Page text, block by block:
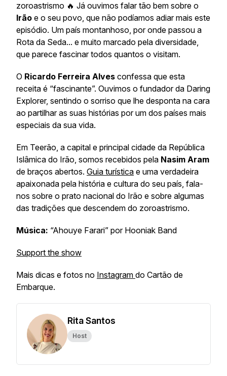
zoroastrismo 🔥 Já ouvimos falar tão bem sobre o
Irão e o seu povo, que não podíamos adiar mais este
episódio. Um país montanhoso, por onde passou a
Rota da Seda... e muito marcado pela diversidade,
que parece fascinar todos quantos o visitam.
O Ricardo Ferreira Alves confessa que esta
receita é “fascinante”. Ouvimos o fundador da Daring
Explorer, sentindo o sorriso que lhe desponta na cara
ao partilhar as suas histórias por um dos países mais
especiais da sua vida.
Em Teerão, a capital e principal cidade da República
Islâmica do Irão, somos recebidos pela Nasim Aram
de braços abertos. Guia turística e uma verdadeira
apaixonada pela história e cultura do seu país, fala-
nos sobre o prato nacional do Irão e sobre algumas
das tradições que descendem do zoroastrismo.
Música: “Ahouye Farari” por Hooniak Band
Support the show
Mais dicas e fotos no Instagram do Cartão de
Embarque.
Rita Santos
Host